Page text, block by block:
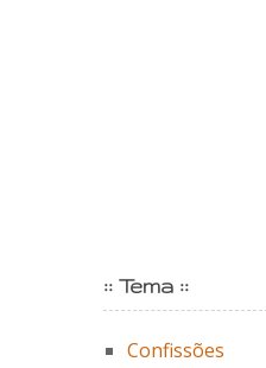
:: Tema ::
Confissões